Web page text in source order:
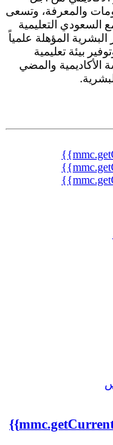
والمعرفة، وتسعى
السعودي التعليمية
البشرية المؤهلة علمياً
بيئة تعليمية
الأكاديمية والمضي